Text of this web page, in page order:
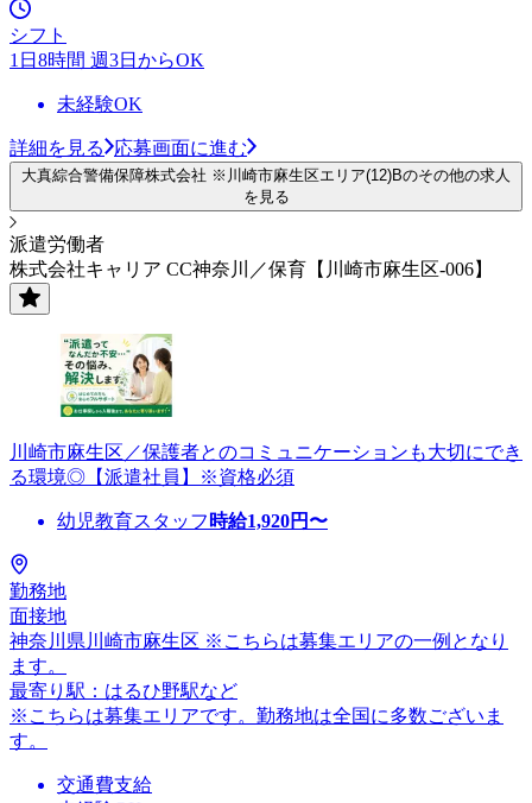
シフト
1日8時間 週3日からOK
未経験OK
詳細を見る 応募画面に進む
大真綜合警備保障株式会社 ※川崎市麻生区エリア(12)Bのその他の求人
を見る
派遣労働者
株式会社キャリア CC神奈川／保育【川崎市麻生区-006】
川崎市麻生区／保護者とのコミュニケーションも大切にでき
る環境◎【派遣社員】※資格必須
幼児教育スタッフ 時給1,920円〜
勤務地
面接地
神奈川県川崎市麻生区 ※こちらは募集エリアの一例となり
ます。
最寄り駅：はるひ野駅など
※こちらは募集エリアです。勤務地は全国に多数ございま
す。
交通費支給